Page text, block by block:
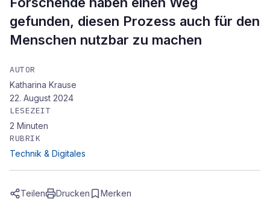
gefunden, diesen Prozess auch für den
Menschen nutzbar zu machen
AUTOR
Katharina Krause
22. August 2024
LESEZEIT
2 Minuten
RUBRIK
Technik & Digitales
Teilen Drucken Merken